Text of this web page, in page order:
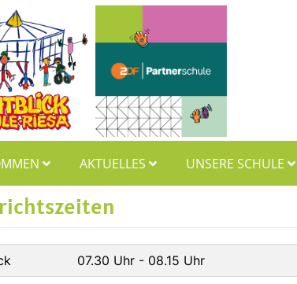
AKTUELLES UNSERE SCHULE
07.30 Uhr - 08.15 Uhr